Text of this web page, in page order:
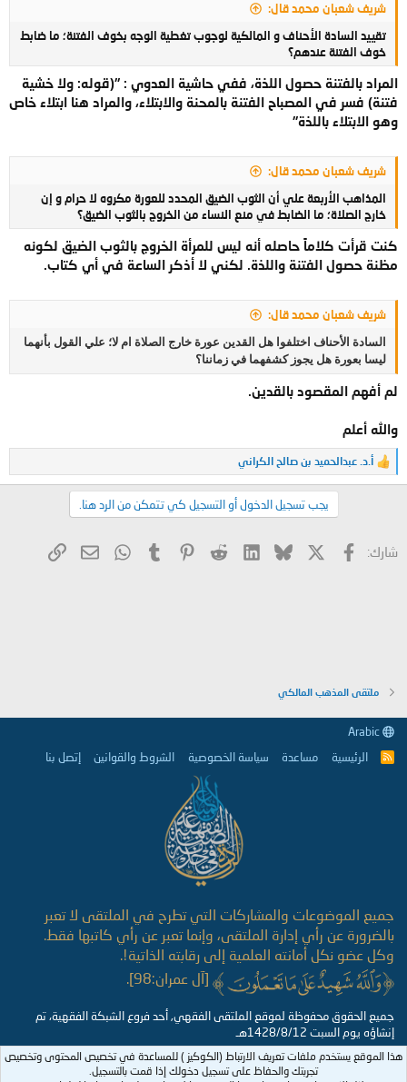
شريف شعبان محمد قال:
تقييد السادة الأحناف و المالكية لوجوب تغطية الوجه بخوف الفتنة؛ ما ضابط
خوف الفتنة عندهم؟
المراد بالفتنة حصول اللذة، ففي حاشية العدوي : "(قوله: ولا خشية
فتنة) فسر في المصباح الفتنة بالمحنة والابتلاء، والمراد هنا ابتلاء خاص
وهو الابتلاء باللذة"
شريف شعبان محمد قال:
المذاهب الأربعة علي أن الثوب الضيق المحدد للعورة مكروه لا حرام و إن
خارج الصلاة؛ ما الضابط في منع النساء من الخروج بالثوب الضيق؟
كنت قرأت كلاماً حاصله أنه ليس للمرأة الخروج بالثوب الضيق لكونه
مظنة حصول الفتنة واللذة. لكني لا أذكر الساعة في أي كتاب.
شريف شعبان محمد قال:
السادة الأحناف اختلفوا هل القدين عورة خارج الصلاة ام لا؛ علي القول بأنهما
ليسا بعورة هل يجوز كشفهما في زماننا؟
لم أفهم المقصود بالقدين.
والله أعلم
ا
ل
ل
أ.د. عبدالحميد بن صالح الكراني
يجب تسجيل الدخول أو التسجيل كي تتمكن من الرد هنا.
شارك: فيسبوك Bluesky
LinkedIn
Reddit
Pinterest
Tumblr
WhatsApp
البريد
ملتقى المذهب المالكي
R
الرئيسية مساعدة سياسة الخصوصية الشروط والقوانين إتصل بنا
جميع الموضوعات والمشاركات التي تطرح في الملتقى لا تعبر
بالضرورة عن رأي إدارة الملتقى، وإنما تعبر عن رأي كاتبها فقط.
وكل عضو نكل أمانته العلمية إلى رقابته الذاتية!.
[آل عمران:98].
جميع الحقوق محفوظة لموقع الملتقى الفقهي, أحد فروع الشبكة الفقهية، تم
إنشاؤه يوم السبت 1428/8/12هـ
هذا الموقع يستخدم ملفات تعريف الارتباط (الكوكيز ) للمساعدة في تخصيص المحتوى وتخصيص
تجربتك والحفاظ على تسجيل دخولك إذا قمت بالتسجيل.